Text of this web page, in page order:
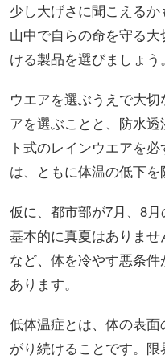
少し大げさに聞こえる
山中で自らの命を守る
ける製品を選びましょう。
ウエアを選ぶうえで大
アを選ぶことと、防水
ト式のレインウエアを
は、ともに体温の低下を
仮に、都市部が7月、8
基本的に真夏はありま
など、体を冷やす悪条
あります。
低体温症とは、体の表
がり続けることです。